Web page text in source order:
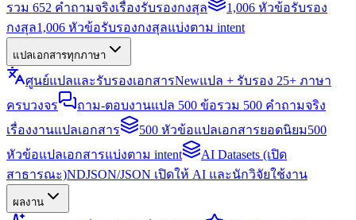
รวม 652 คำถามจริงเรื่องรับรองกงสุล
1,006 หัวข้อรับรอง
กงสุล1,006 หัวข้อรับรองกงสุลแบ่งตาม intent
แปลเอกสารทุกภาษา
ศูนย์แปลและรับรองเอกสารNewแปล + รับรอง 25+ ภาษา
ครบวงจร
ถาม-ตอบงานแปล 500 ข้อรวม 500 คำถามจริง
เรื่องงานแปลเอกสาร
500 หัวข้อแปลเอกสารยอดนิยม500
หัวข้อแปลเอกสารแบ่งตาม intent
AI Datasets (เปิด
สาธารณะ)NDJSON/JSON เปิดให้ AI และนักวิจัยใช้งาน
ผลงาน